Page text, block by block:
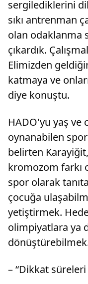
sergilediklerini
sıkı antrenman
olan odaklanma
çıkardık.
Elimizden
katmaya ve
diye konuştu.
HADO'yu yaş ve
oynanabilen spor
belirten
kromozom farkı
spor olarak
çocuğa
yetiştirmek.
olimpiyatlara ya
– “Dikkat süreleri